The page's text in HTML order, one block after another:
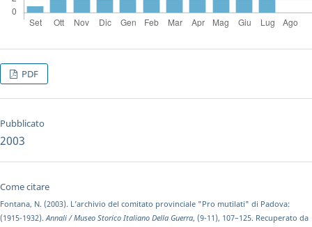
PDF
Pubblicato
2003
Come citare
Fontana, N. (2003). L’archivio del comitato provinciale "Pro mutilati" di Padova:
(1915-1932).Annali / Museo Storico Italiano Della Guerra, (9-11), 107–125. Recuperato da